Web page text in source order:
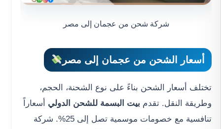
شركة شحن من عجمان إلى مصر
أسعار الشحن من عجمان إلى مصر
تختلف أسعار الشحن بناءً على نوع الشحنة، الحجم،
وطريقة النقل. تقدم بيت البسمة للشحن الدولي أسعاراً
تنافسية مع خصومات موسمية تصل إلى 25%. شركة